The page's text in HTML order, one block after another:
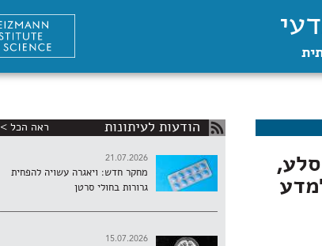
הודעות לעיתונות ראה הכל >
21.07.2026
מחקר חדש: ויאגרה עשויה להפחית
גרורות בחולי סרטן
15.07.2026